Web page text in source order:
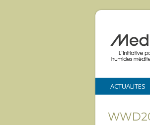
ACTUALITES